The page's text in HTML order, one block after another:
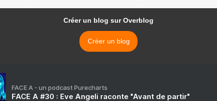
Créer un blog sur Overblog
Créer un blog
FACE A - un podcast Purecharts
FACE A #30 : Eve Angeli raconte "Avant de partir"